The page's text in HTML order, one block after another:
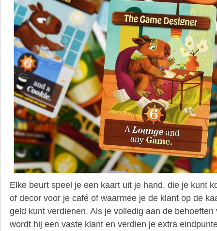
Elke beurt speel je een kaart uit je hand, die je kunt
of decor voor je café of waarmee je de klant op de
geld kunt verdienen. Als je volledig aan de
wordt hij een vaste klant en verdien je extra